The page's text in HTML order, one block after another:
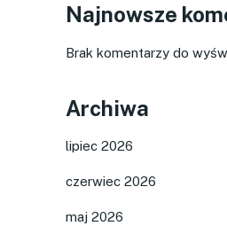
Najnowsze
Brak komentarzy do
Archiwa
lipiec 2026
czerwiec 2026
maj 2026